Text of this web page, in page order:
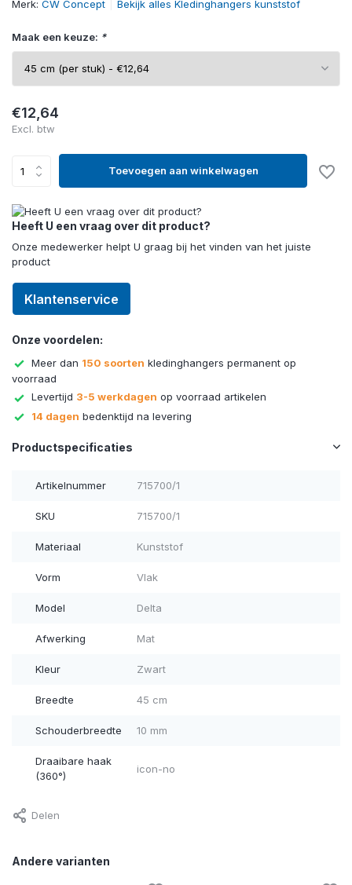
Merk: CW Concept Bekijk alles Kledinghangers kunststof
Maak een keuze: *
€12,64
Excl. btw
Toevoegen aan winkelwagen
Heeft U een vraag over dit product?
Onze medewerker helpt U graag bij het vinden van het juiste
product
Klantenservice
Onze voordelen:
Meer dan 150 soorten kledinghangers permanent op
voorraad
Levertijd 3-5 werkdagen op voorraad artikelen
14 dagen bedenktijd na levering
Productspecificaties
Artikelnummer 715700/1
SKU 715700/1
Materiaal Kunststof
Vorm Vlak
Model Delta
Afwerking Mat
Kleur Zwart
Breedte 45 cm
Schouderbreedte 10 mm
Draaibare haak
(360°)
icon-no
Delen
Andere varianten